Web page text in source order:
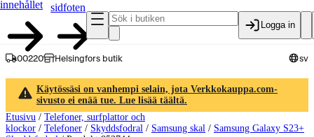
innehållet
sidfoten
Logga in
00220 Helsingfors butik sv
Käytössäsi on vanhempi selain, jota Verkkokauppa.com-
sivusto ei enää tue. Lue lisää täältä.
Etusivu / Telefoner, surfplattor och
klockor / Telefoner / Skyddsfodral / Samsung skal / Samsung Galaxy S23+